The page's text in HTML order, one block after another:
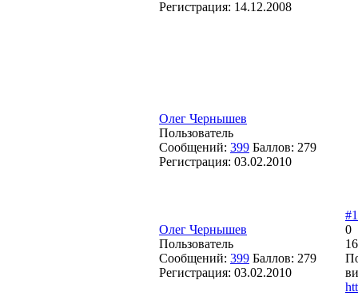
Регистрация: 14.12.2008
Олег Чернышев
Пользователь
Сообщений: 399 Баллов: 279
Регистрация: 03.02.2010
Олег Чернышев
Пользователь
Сообщений: 399 Баллов: 279
Регистрация: 03.02.2010
0